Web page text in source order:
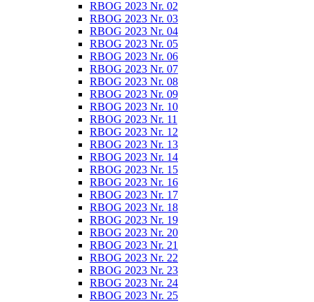
RBOG 2023 Nr. 02
RBOG 2023 Nr. 03
RBOG 2023 Nr. 04
RBOG 2023 Nr. 05
RBOG 2023 Nr. 06
RBOG 2023 Nr. 07
RBOG 2023 Nr. 08
RBOG 2023 Nr. 09
RBOG 2023 Nr. 10
RBOG 2023 Nr. 11
RBOG 2023 Nr. 12
RBOG 2023 Nr. 13
RBOG 2023 Nr. 14
RBOG 2023 Nr. 15
RBOG 2023 Nr. 16
RBOG 2023 Nr. 17
RBOG 2023 Nr. 18
RBOG 2023 Nr. 19
RBOG 2023 Nr. 20
RBOG 2023 Nr. 21
RBOG 2023 Nr. 22
RBOG 2023 Nr. 23
RBOG 2023 Nr. 24
RBOG 2023 Nr. 25